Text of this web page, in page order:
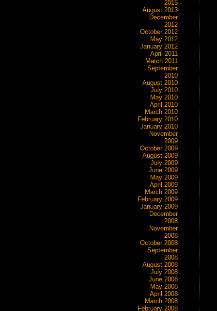
2015
August 2013
December
2012
October 2012
May 2012
January 2012
April 2011
March 2011
September
2010
August 2010
July 2010
May 2010
April 2010
March 2010
February 2010
January 2010
November
2009
October 2009
August 2009
July 2009
June 2009
May 2009
April 2009
March 2009
February 2009
January 2009
December
2008
November
2008
October 2008
September
2008
August 2008
July 2008
June 2008
May 2008
April 2008
March 2008
February 2008